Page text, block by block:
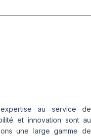
au service de
et innovation sont au
une large gamme de